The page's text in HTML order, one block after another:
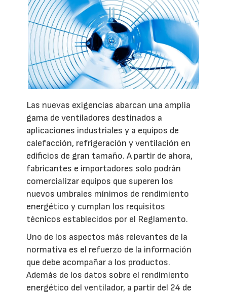
Las nuevas exigencias abarcan una amplia
gama de ventiladores destinados a
aplicaciones industriales y a equipos de
calefacción, refrigeración y ventilación en
edificios de gran tamaño. A partir de ahora,
fabricantes e importadores solo podrán
comercializar equipos que superen los
nuevos umbrales mínimos de rendimiento
energético y cumplan los requisitos
técnicos establecidos por el Reglamento.
Uno de los aspectos más relevantes de la
normativa es el refuerzo de la información
que debe acompañar a los productos.
Además de los datos sobre el rendimiento
energético del ventilador, a partir del 24 de